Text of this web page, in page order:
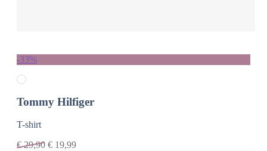
-33%
Tommy Hilfiger
T-shirt
€29,90 € 19,99